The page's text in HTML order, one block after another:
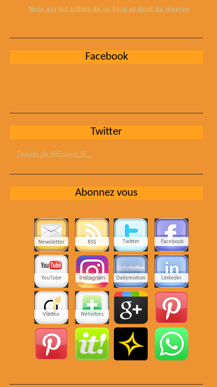
Note sur les billets de ce blog et droit de réserve
Facebook
Twitter
Tweets de @Expert_IE_
Abonnez vous